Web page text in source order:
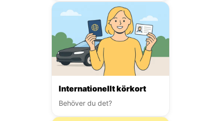
Internationellt körkort
Behöver du det?